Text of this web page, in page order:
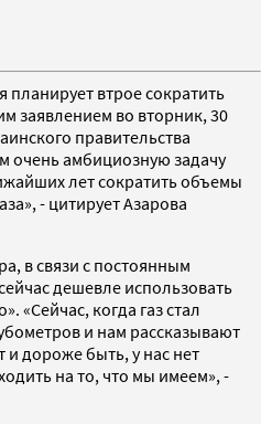
втрое сократить
заявлением во вторник, 30
правительства
очень амбициозную задачу
лет сократить объемы
- цитирует Азарова
в связи с постоянным
дешевле использовать
«Сейчас, когда газ стал
и нам рассказывают
дороже быть, у нас нет
на то, что мы имеем», -